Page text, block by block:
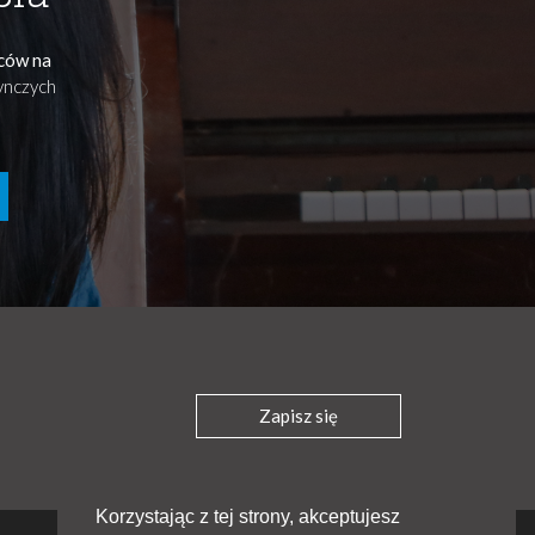
na
Zapisz się
Korzystając z tej strony, akceptujesz